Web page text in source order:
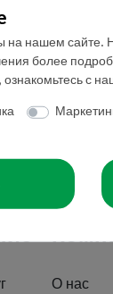
О нас
нашем сайте.
более
с